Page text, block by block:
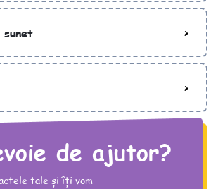
sunet
de ajutor?
tale și îți vom